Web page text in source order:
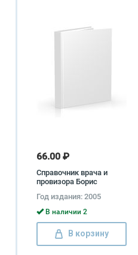
66.00 ₽
Справочник врача и
провизора Борис
Год издания: 2005
В наличии 2
В корзину